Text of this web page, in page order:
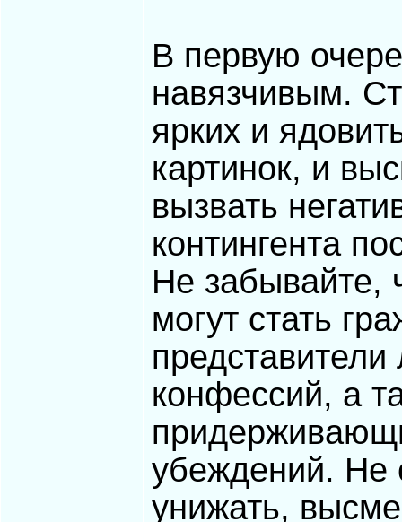
В первую
навязчивым.
ярких и
картинок, и
вызвать
контингента
Не забывайте,
могут стать
конфессий, а
убеждений. Не
унижать,